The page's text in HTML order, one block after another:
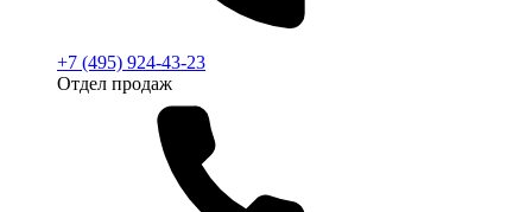
+7 (495) 924-43-23
Отдел продаж